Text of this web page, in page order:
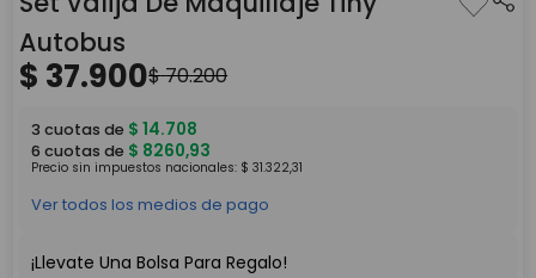
4.
monopatin
5. toy story
Autobus
$ 37.900$70.200
3 cuotas de $ 14.708
6 cuotas de $ 8260,93
Precio sin impuestos nacionales: $ 31.322,31
Ver todos los medios de pago
¡Llevate Una Bolsa Para Regalo!